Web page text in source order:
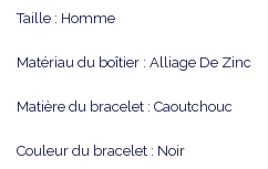
Taille : Homme
Matériau du boîtier : Alliage De Zinc
Matière du bracelet : Caoutchouc
Couleur du bracelet : Noir